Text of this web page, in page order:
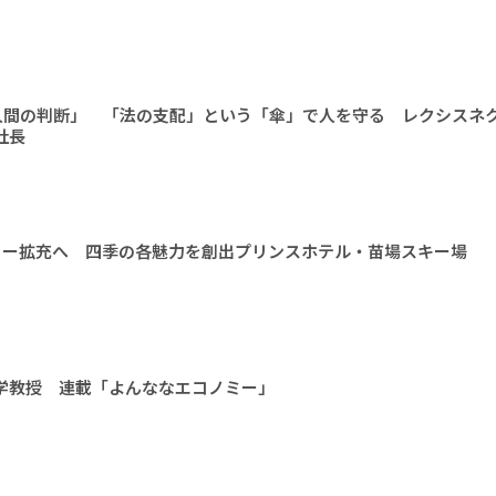
間の判断」 「法の支配」という「傘」で人を守る レクシスネ
長
拡充へ 四季の各魅力を創出プリンスホテル・苗場スキー場
教授 連載「よんななエコノミー」